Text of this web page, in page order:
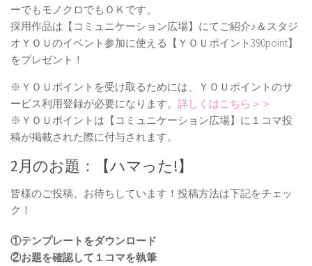
ーでもモノクロでもＯＫです。
採用作品は【コミュニケーション広場】にてご紹介♪＆スタジ
オＹＯＵのイベント参加に使える【ＹＯＵポイント390point】
をプレゼント！
※ＹＯＵポイントを受け取るためには、ＹＯＵポイントのサ
ービス利用登録が必要になります。 詳しくはこちら＞＞
※ＹＯＵポイントは【コミュニケーション広場】に１コマ投
稿が掲載された際に付与されます。
2月のお題：【ハマった!】
皆様のご投稿、お待ちしています！投稿方法は下記をチェッ
ク！
①テンプレートをダウンロード
②お題を確認して１コマを執筆